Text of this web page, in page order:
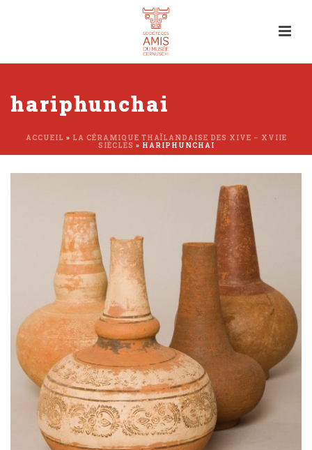
hariphunchai
ACCUEIL » LA CÉRAMIQUE THAÏLANDAISE DES XIVE – XVIIE
SIÈCLES » HARIPHUNCHAI